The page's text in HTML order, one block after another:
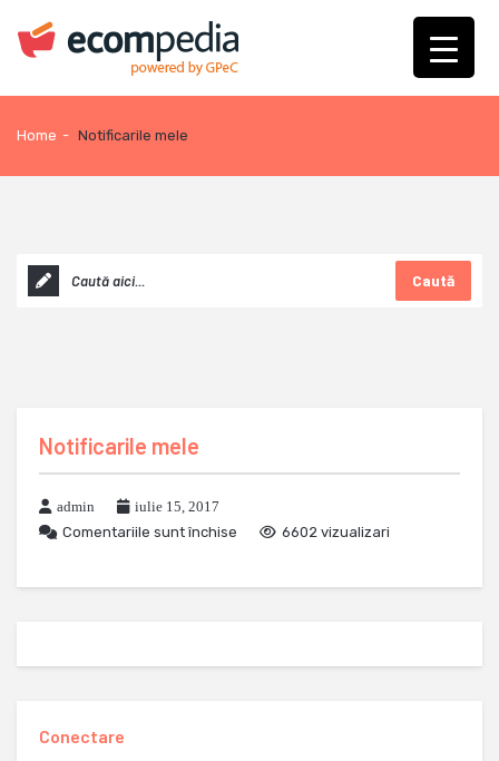
Home - Notificarile mele
Caută
Notificarile mele
admin
iulie 15, 2017
Comentariile sunt închise
6602 vizualizari
Conectare